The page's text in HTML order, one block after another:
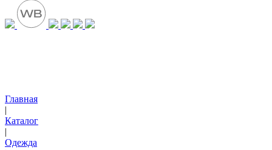
Главная
|
Каталог
|
Одежда